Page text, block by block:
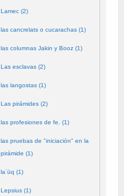
Lamec (2)
las cancrelats o cucarachas (1)
las columnas Jakin y Booz (1)
Las esclavas (2)
las langostas (1)
Las pirámides (2)
las profesiones de fe. (1)
las pruebas de "iniciación" en la
pirámide (1)
laʿūq (1)
Lepsius (1)